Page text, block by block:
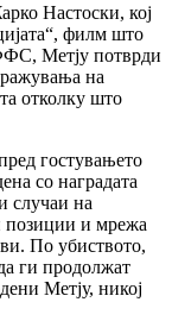
Настоски, кој
филм што
Метју потврди
на
отколку што
гостувањето
со наградата
случаи на
позиции и мрежа
По убиството,
ги продолжат
Метју, никој